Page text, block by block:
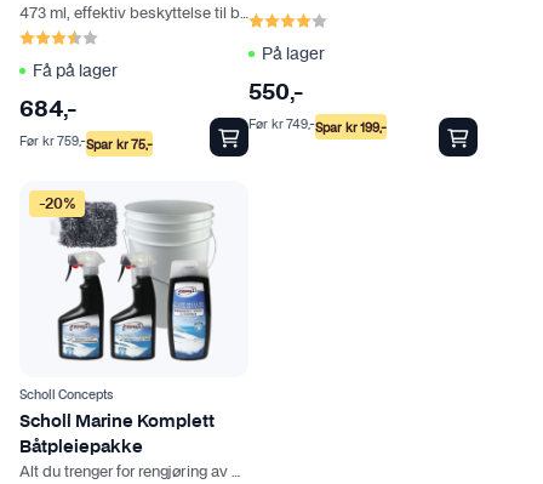
473 ml, effektiv beskyttelse til båt
Karakter:
Få på lager
684,-
Spar kr75,-
Før kr759,-
Karakter:
På lager
550,-
Spar kr199,-
Før kr749,-
-20%
Scholl Concepts
Scholl Marine Komplett
Båtpleiepakke
Alt du trenger for rengjøring av båten